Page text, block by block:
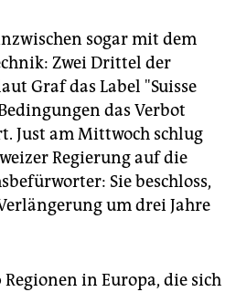
sogar mit dem
Zwei Drittel der
Graf das Label "Suisse
das Verbot
Just am Mittwoch schlug
Regierung auf die
Sie beschloss,
um drei Jahre
in Europa, die sich